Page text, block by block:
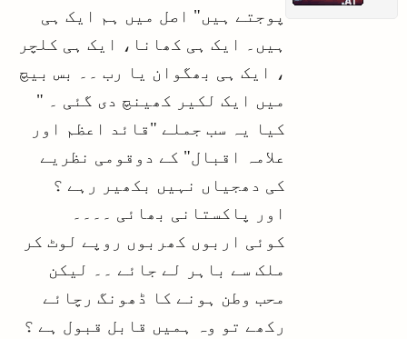
پوجتے ہیں" اصل میں ہم ایک ہی
ہیں۔ ایک ہی کھانا، ایک ہی کلچر
، ایک ہی بھگوان یا رب ۔۔ بس بیچ
میں ایک لکیر کھینچ دی گئی ۔ "
کیا یہ سب جملے "قائد اعظم اور
علامہ اقبال" کے دوقومی نظریے
کی دھجیاں نہیں بکھیر رہے ؟
اور پاکستانی بھائی ۔۔۔۔
کوئی اربوں کھربوں روپے لوٹ کر
ملک سے باہر لے جائے ۔۔ لیکن
محب وطن ہونے کا ڈھونگ رچائے
رکھے تو وہ ہمیں قابل قبول ہے ؟